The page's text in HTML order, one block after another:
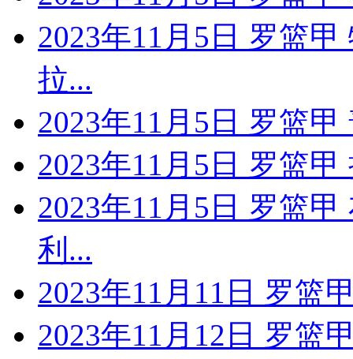
2023年11月5日 罗篮
拉...
2023年11月5日 罗篮
2023年11月5日 罗篮
2023年11月5日 罗篮
利...
2023年11月11日 罗篮
2023年11月12日 罗篮